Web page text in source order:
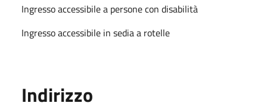
Ingresso accessibile a persone con disabilità
Ingresso accessibile in sedia a rotelle
Indirizzo